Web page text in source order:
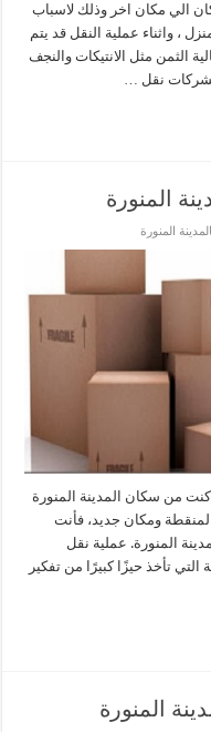
الي مكان اخر وذلك لاسباب
، واثناء عملية النقل قد يتم
الثمن مثل الانتيكات والنجف
بشركات نقل …
المنورة
المنورة
من سكان المدينة المنورة
ومكان جديد، فأنت
المنورة. عملية نقل
تأخذ حيزًا كبيرًا من تفكير
المنورة